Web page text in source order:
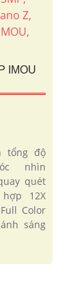
IMOU
tổng độ
nhìn
quét
12X
Color
sáng